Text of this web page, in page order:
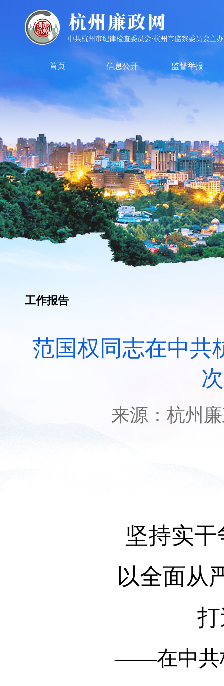
首页 信息公开 监督举报
工作报告
范国权同志在中共
来源： 杭州
坚持实
以全面从
——在中共